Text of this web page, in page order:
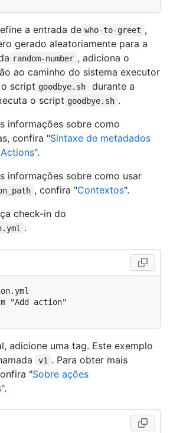
a entrada de who-to-greet ,
gerado aleatoriamente para a
random-number , adiciona o
ao caminho do sistema executor
script goodbye.sh
durante a
o script goodbye.sh .
informações sobre como
confira "Sintaxe de metadados
".
informações sobre como usar
, confira "Contextos".
check-in do
.
"Add action"
adicione uma tag. Este exemplo
v1 . Para obter mais
"Sobre ações
".